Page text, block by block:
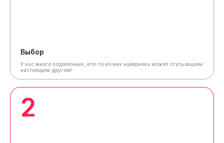
Выбор
У нас много подопечных, кто-то из них наверняка может стать вашим
настоящим другом!
2